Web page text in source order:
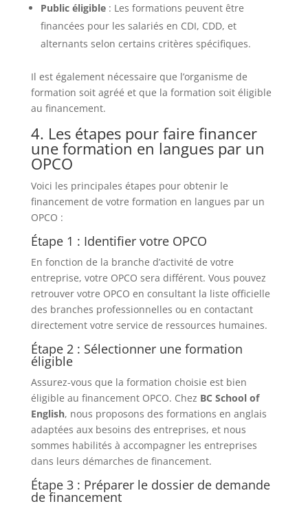
Public éligible: Les formations peuvent être
financées pour les salariés en CDI, CDD, et
alternants selon certains critères spécifiques.
Il est également nécessaire que l’organisme de
formation soit agréé et que la formation soit éligible
au financement.
4. Les étapes pour faire financer
une formation en langues par un
OPCO
Voici les principales étapes pour obtenir le
financement de votre formation en langues par un
OPCO :
Étape 1 : Identifier votre OPCO
En fonction de la branche d’activité de votre
entreprise, votre OPCO sera différent. Vous pouvez
retrouver votre OPCO en consultant la liste officielle
des branches professionnelles ou en contactant
directement votre service de ressources humaines.
Étape 2 : Sélectionner une formation
éligible
Assurez-vous que la formation choisie est bien
éligible au financement OPCO. Chez BC School of
English, nous proposons des formations en anglais
adaptées aux besoins des entreprises, et nous
sommes habilités à accompagner les entreprises
dans leurs démarches de financement.
Étape 3 : Préparer le dossier de demande
de financement